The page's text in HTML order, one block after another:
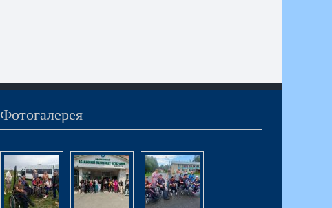
Фотогалерея